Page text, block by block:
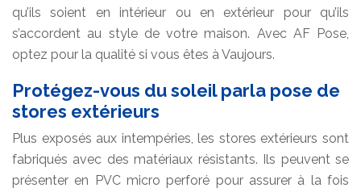
qu’ils soient en intérieur ou en extérieur pour qu’ils
s’accordent au style de votre maison. Avec AF Pose,
optez pour la qualité si vous êtes à Vaujours.
Protégez-vous du soleil parla pose de
stores extérieurs
Plus exposés aux intempéries, les stores extérieurs sont
fabriqués avec des matériaux résistants. Ils peuvent se
présenter en PVC micro perforé pour assurer à la fois